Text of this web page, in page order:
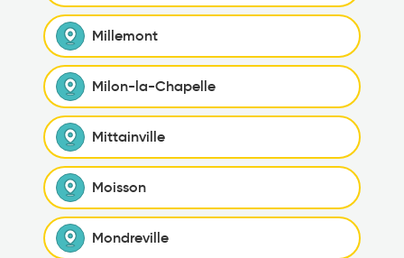
Millemont
Milon-la-Chapelle
Mittainville
Moisson
Mondreville